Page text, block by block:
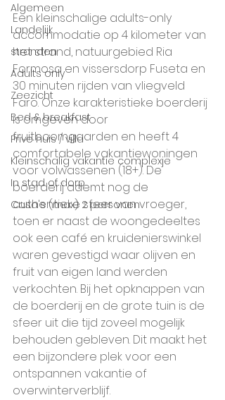
Algemeen
Landelijk
stranden
Adults only
Zeezicht
Bed & breakfast
Prive huis / villa
Kleinschalig vakantie complexje
In stad of dorp
Casa's (max) 2 personen
Een kleinschalige adults-only
accommodatie op 4 kilometer van
het strand, natuurgebied Ria
Formosa en vissersdorp Fuseta en
30 minuten rijden van vliegveld
Faro. Onze karakteristieke boerderij
is omgeven door
fruitboomgaarden en heeft 4
comfortabele vakantiewoningen
voor volwassenen (18+). De
boerderij ademt nog de
authentieke sfeer van vroeger,
toen er naast de woongedeeltes
ook een café en kruidenierswinkel
waren gevestigd waar olijven en
fruit van eigen land werden
verkochten. Bij het opknappen van
de boerderij en de grote tuin is de
sfeer uit die tijd zoveel mogelijk
behouden gebleven. Dit maakt het
een bijzondere plek voor een
ontspannen vakantie of
overwinterverblijf.